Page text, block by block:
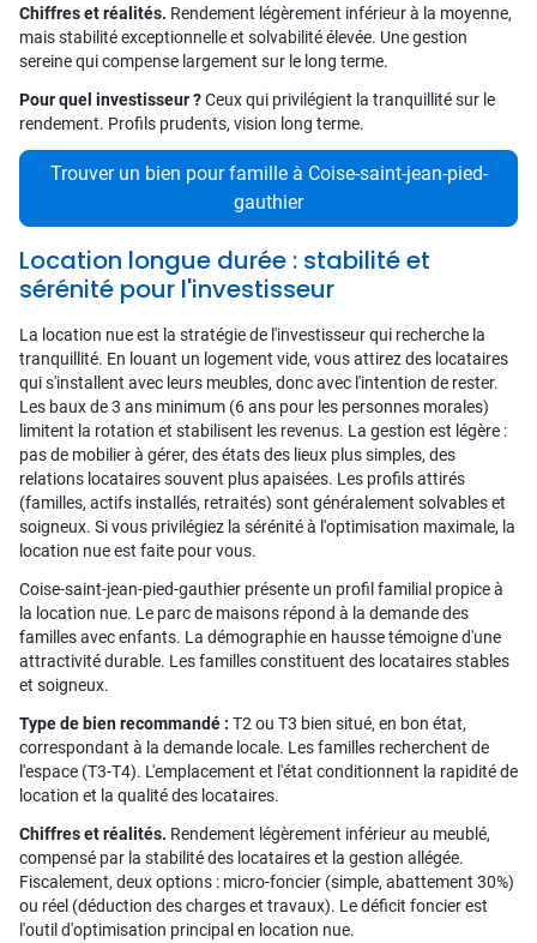
Chiffres et réalités. Rendement légèrement inférieur à la moyenne,
mais stabilité exceptionnelle et solvabilité élevée. Une gestion
sereine qui compense largement sur le long terme.
Pour quel investisseur ?Ceux qui privilégient la tranquillité sur le
rendement. Profils prudents, vision long terme.
Trouver un bien pour famille à Coise-saint-jean-pied-
gauthier
Location longue durée : stabilité et
sérénité pour l'investisseur
La location nue est la stratégie de l'investisseur qui recherche la
tranquillité. En louant un logement vide, vous attirez des locataires
qui s'installent avec leurs meubles, donc avec l'intention de rester.
Les baux de 3 ans minimum (6 ans pour les personnes morales)
limitent la rotation et stabilisent les revenus. La gestion est légère :
pas de mobilier à gérer, des états des lieux plus simples, des
relations locataires souvent plus apaisées. Les profils attirés
(familles, actifs installés, retraités) sont généralement solvables et
soigneux. Si vous privilégiez la sérénité à l'optimisation maximale, la
location nue est faite pour vous.
Coise-saint-jean-pied-gauthier présente un profil familial propice à
la location nue. Le parc de maisons répond à la demande des
familles avec enfants. La démographie en hausse témoigne d'une
attractivité durable. Les familles constituent des locataires stables
et soigneux.
Type de bien recommandé : T2 ou T3 bien situé, en bon état,
correspondant à la demande locale. Les familles recherchent de
l'espace (T3-T4). L'emplacement et l'état conditionnent la rapidité de
location et la qualité des locataires.
Chiffres et réalités. Rendement légèrement inférieur au meublé,
compensé par la stabilité des locataires et la gestion allégée.
Fiscalement, deux options : micro-foncier (simple, abattement 30%)
ou réel (déduction des charges et travaux). Le déficit foncier est
l'outil d'optimisation principal en location nue.